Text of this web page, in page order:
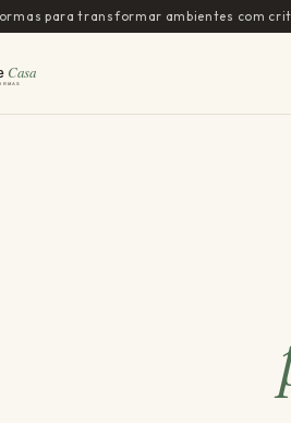
para transformar ambientes com